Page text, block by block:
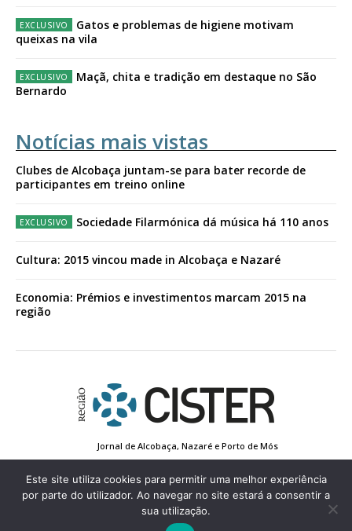
Gatos e problemas de higiene motivam
queixas na vila
Maçã, chita e tradição em destaque no São
Bernardo
Notícias mais vistas
Clubes de Alcobaça juntam-se para bater recorde de
participantes em treino online
Sociedade Filarmónica dá música há 110 anos
Cultura: 2015 vincou made in Alcobaça e Nazaré
Economia: Prémios e investimentos marcam 2015 na
região
Jornal de Alcobaça, Nazaré e Porto de Mós
Conta de Registo
Edição Impressa
© 2022 Região de Cister - Todos os direitos reservados.
Este site utiliza cookies para permitir uma melhor experiência
por parte do utilizador. Ao navegar no site estará a consentir a
sua utilização.